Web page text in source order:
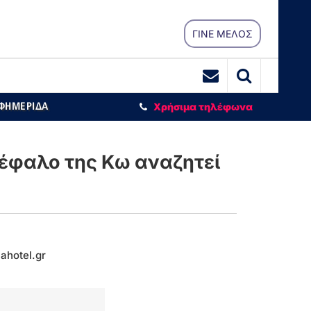
ΓΙΝΕ ΜΕΛΟΣ
Χρήσιμα τηλέφωνα
της Κω αναζητεί